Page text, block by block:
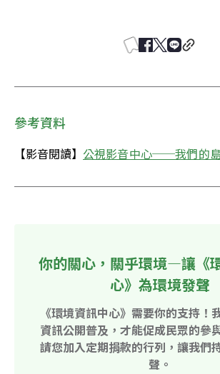
參考資料
【影音閱讀】 公視影音中心──我們的
你的關心，關乎環境—讓《
心》為環境發聲
《環境資訊中心》需要你的支持！
資訊公開普及，才能促成民眾的參
請您加入定期捐款的行列，讓我們
聲。